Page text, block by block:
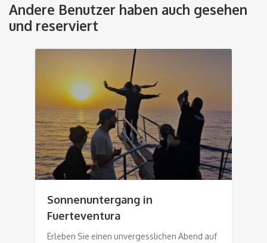
Andere Benutzer haben auch gesehen
und reserviert
Sonnenuntergang in
Fuerteventura
Erleben Sie einen unvergesslichen Abend auf